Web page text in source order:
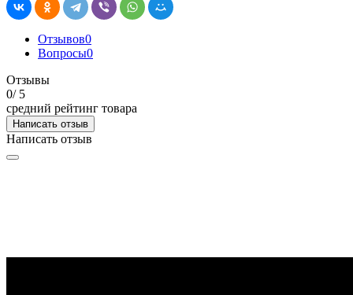
Отзывов0
Вопросы0
Отзывы
0/ 5
средний рейтинг товара
Написать отзыв
Написать отзыв